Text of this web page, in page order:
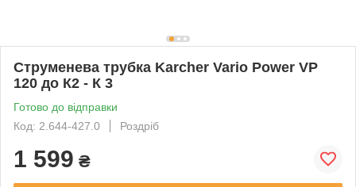
Струменева трубка Karcher Vario Power VP
120 до К2 - К 3
Готово до відправки
Код: 2.644-427.0
Роздріб
1 599 ₴